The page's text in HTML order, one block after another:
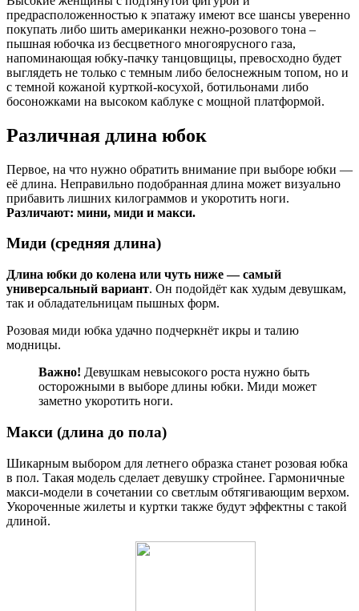
предрасположенностью к эпатажу имеют все шансы уверенно
покупать либо шить американки нежно-розового тона –
пышная юбочка из бесцветного многоярусного газа,
напоминающая юбку-пачку танцовщицы, превосходно будет
выглядеть не только с темным либо белоснежным топом, но и
с темной кожаной курткой-косухой, ботильонами либо
босоножками на высоком каблуке с мощной платформой.
Различная длина юбок
Первое, на что нужно обратить внимание при выборе юбки —
её длина. Неправильно подобранная длина может визуально
прибавить лишних килограммов и укоротить ноги.
Различают: мини, миди и макси.
Миди (средняя длина)
Длина юбки до колена или чуть ниже — самый
универсальный вариант. Он подойдёт как худым девушкам,
так и обладательницам пышных форм.
Розовая миди юбка удачно подчеркнёт икры и талию
модницы.
Важно! Девушкам невысокого роста нужно быть
осторожными в выборе длины юбки. Миди может
заметно укоротить ноги.
Макси (длина до пола)
Шикарным выбором для летнего образка станет розовая юбка
в пол. Такая модель сделает девушку стройнее. Гармоничные
макси-модели в сочетании со светлым обтягивающим верхом.
Укороченные жилеты и куртки также будут эффектны с такой
длиной.